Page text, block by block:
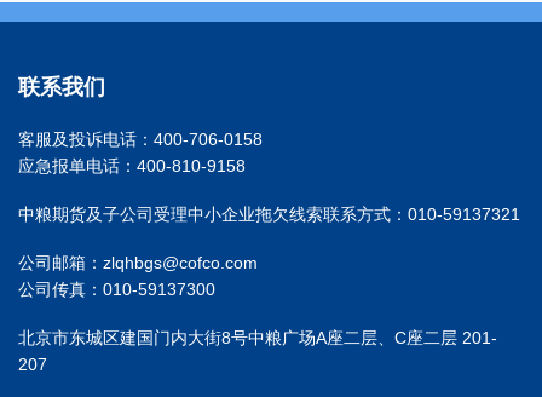
联系我们
客服及投诉电话：400-706-0158
应急报单电话：400-810-9158
中粮期货及子公司受理中小企业拖欠线索联系方式：010-59137321
公司邮箱：zlqhbgs@cofco.com
公司传真：010-59137300
北京市东城区建国门内大街8号中粮广场A座二层、C座二层 201-
207